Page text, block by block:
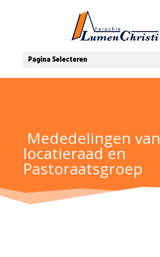
Pagina Selecteren
Mededelingen van
locatieraad en
Pastoraatsgroep